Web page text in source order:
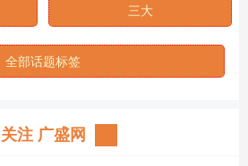
三大
全部话题标签
关注 广盛网